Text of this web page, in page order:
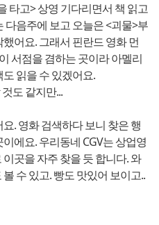
타고> 상영 기다리면서 책 읽고
다음주에 보고 오늘은 <괴물>부
어요. 그래서 핀란드 영화 먼
서점을 겸하는 곳이라 아멜리
읽을 수 있겠어요.
도 같지만...
. 영화 검색하다 보니 찾은 행
에요. 우리동네 CGV는 상업영
곳을 자주 찾을 듯 합니다. 와
수 있고. 빵도 맛있어 보이고..